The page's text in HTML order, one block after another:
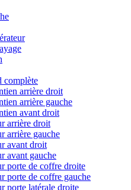
complète
arrière droit
arrière gauche
avant droit
arrière droit
arrière gauche
avant droit
avant gauche
porte de coffre droite
porte de coffre gauche
porte latérale droite